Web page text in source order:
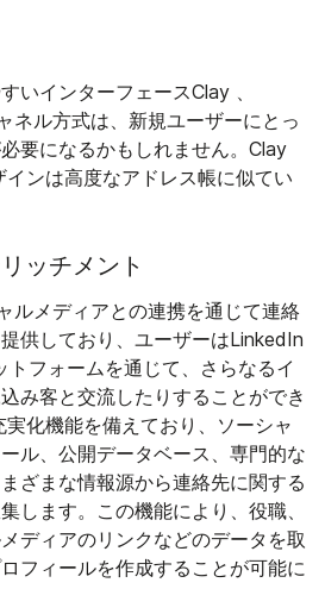
いインターフェースClay 、
ネル方式は、新規ユーザーにとっ
要になるかもしれません。Clay
ンは高度なアドレス帳に似てい
ッチメント
ルメディアとの連携を通じて連絡
供しており、ユーザーはLinkedIn
フォームを通じて、さらなるイ
み客と交流したりすることができ
化機能を備えており、ソーシャ
ル、公開データベース、専門的な
ざまな情報源から連絡先に関する
します。この機能により、役職、
ディアのリンクなどのデータを取
フィールを作成することが可能に